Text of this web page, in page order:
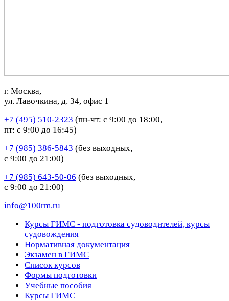
г. Москва,
ул. Лавочкина, д. 34, офис 1
+7 (495) 510-2323 (пн-чт: с 9:00 до 18:00,
пт: с 9:00 до 16:45)
+7 (985) 386-5843 (без выходных,
с 9:00 до 21:00)
+7 (985) 643-50-06 (без выходных,
с 9:00 до 21:00)
info@100rm.ru
Курсы ГИМС - подготовка судоводителей, курсы
судовождения
Нормативная документация
Экзамен в ГИМС
Список курсов
Формы подготовки
Учебные пособия
Курсы ГИМС